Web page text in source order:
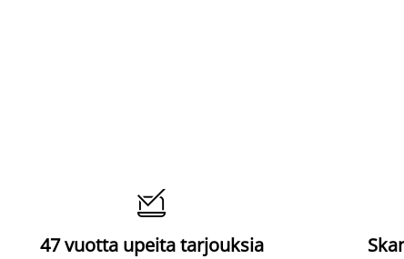

47 vuotta upeita tarjouksia